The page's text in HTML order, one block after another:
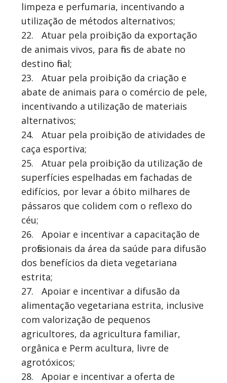
limpeza e perfumaria, incentivando a
utilização de métodos alternativos;
22.
Atuar pela proibição da exportação
de animais vivos, para fins de abate no
destino final;
23.
Atuar pela proibição da criação e
abate de animais para o comércio de pele,
incentivando a utilização de materiais
alternativos;
24.
Atuar pela proibição de atividades de
caça esportiva;
25.
Atuar pela proibição da utilização de
superfícies espelhadas em fachadas de
edifícios, por levar a óbito milhares de
pássaros que colidem com o reflexo do
céu;
26.
Apoiar e incentivar a capacitação de
profissionais da área da saúde para difusão
dos benefícios da dieta vegetariana
estrita;
27.
Apoiar e incentivar a difusão da
alimentação vegetariana estrita, inclusive
com valorização de pequenos
agricultores, da agricultura familiar,
orgânica e Perm acultura, livre de
agrotóxicos;
28.
Apoiar e incentivar a oferta de